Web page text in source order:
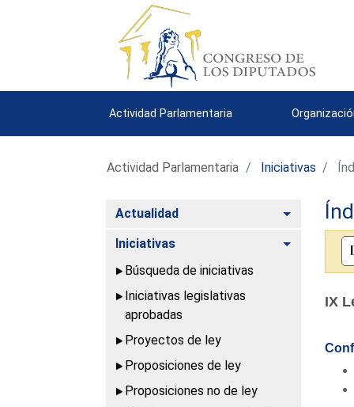
Actividad Parlamentaria
Actividad Parlamentaria Iniciativas
Actualidad Alternar
Iniciativas
Alternar
Búsqueda de iniciativas
Iniciativas legislativas
aprobadas
Proyectos de ley
Proposiciones de ley
Proposiciones no de ley
IX